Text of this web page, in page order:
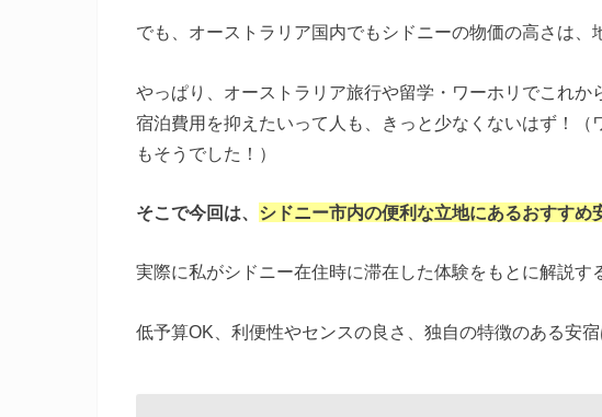
でも、オーストラリア国内でもシドニーの物価の高さは、
やっぱり、オーストラリア旅行や留学・ワーホリでこれ
宿泊費用を抑えたいって人も、きっと少なくないはず！
もそうでした！）
そこで今回は、 シドニー市内の便利な立地にあるおすすめ
実際に私がシドニー在住時に滞在した体験をもとに解説す
低予算OK、利便性やセンスの良さ、独自の特徴のある安宿